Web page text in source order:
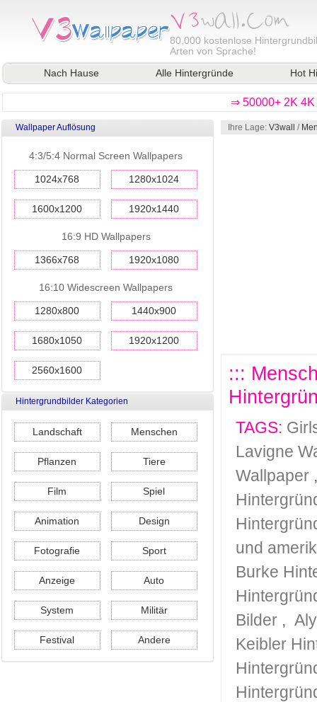
80,000 kostenlose
Arten von Sprache!
Nach Hause
Alle Hintergründe Hot
⇒ 50000+ 2K
Wallpaper Auflösung
4:3/5:4 Normal Screen Wallpapers
1024x768 1280x1024
1600x1200 1920x1440
16:9 HD Wallpapers
1366x768 1920x1080
16:10 Widescreen Wallpapers
1280x800 1440x900
1680x1050 1920x1200
2560x1600
Hintergrundbilder Kategorien
Landschaft Menschen
Pflanzen Tiere
Film Spiel
Animation Design
Fotografie Sport
Anzeige Auto
System Militär
Festival Andere
Ihre Lage: V3wall /
:::
TAGS:
Lavigne
Wallpaper
und
Burke
Bilder ,
Keibler